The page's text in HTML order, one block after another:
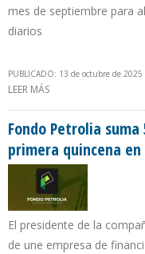
mes de septiembre para
diarios
PUBLICADO: 13 de octubre de 2025
LEER MÁS
Fondo Petrolia
primera quincena en
El presidente de la
de une empresa de